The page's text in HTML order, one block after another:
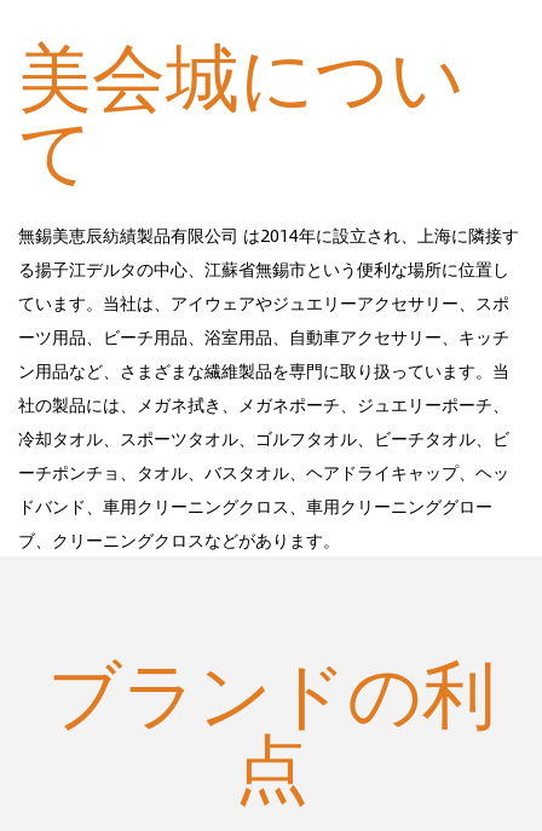
美会城につい
て
無錫美恵辰紡績製品有限公司 は2014年に設立され、上海に隣接す
る揚子江デルタの中心、江蘇省無錫市という便利な場所に位置し
ています。当社は、アイウェアやジュエリーアクセサリー、スポ
ーツ用品、ビーチ用品、浴室用品、自動車アクセサリー、キッチ
ン用品など、さまざまな繊維製品を専門に取り扱っています。当
社の製品には、メガネ拭き、メガネポーチ、ジュエリーポーチ、
冷却タオル、スポーツタオル、ゴルフタオル、ビーチタオル、ビ
ーチポンチョ、タオル、バスタオル、ヘアドライキャップ、ヘッ
ドバンド、車用クリーニングクロス、車用クリーニンググロー
ブ、クリーニングクロスなどがあります。
ブランドの利
点